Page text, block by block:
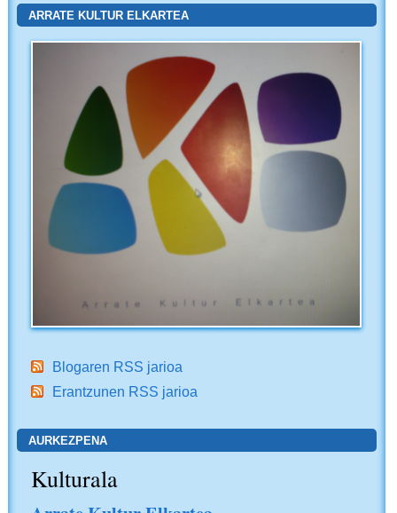
ARRATE KULTUR ELKARTEA
Blogaren RSS jarioa
Erantzunen RSS jarioa
AURKEZPENA
Kulturala